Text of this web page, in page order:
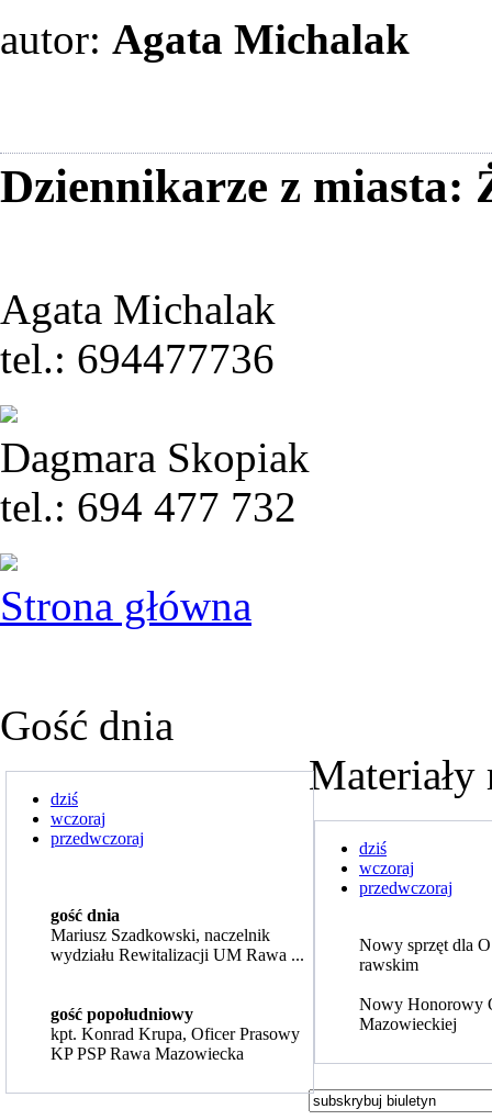
autor: Agata Michalak
Dziennikarze z miasta:
Agata Michalak
tel.: 694477736
Dagmara Skopiak
tel.: 694 477 732
Strona główna
Gość dnia
dziś
wczoraj
przedwczoraj
gość dnia
Mariusz Szadkowski, naczelnik
wydziału Rewitalizacji UM Rawa ...
gość popołudniowy
kpt. Konrad Krupa, Oficer Prasowy
KP PSP Rawa Mazowiecka
Materiały
dziś
wczoraj
przedwczoraj
Nowy sprzęt dla
rawskim
Nowy Honorowy
Mazowieckiej